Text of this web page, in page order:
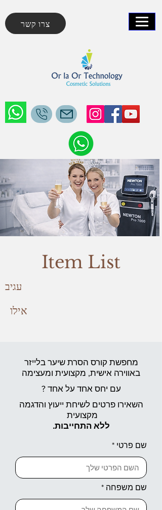
צרו קשר
Item List
עגיב
אילו
מחפשת קורס הסרת שיער בלייזר
באווירה אישית, מקצועית ומעצימה
עם יחס אחד על אחד ?
השאירו פרטים לשיחת ייעוץ והדגמה
מקצועית
ללא התחייבות.
שם פרטי
שם משפחה